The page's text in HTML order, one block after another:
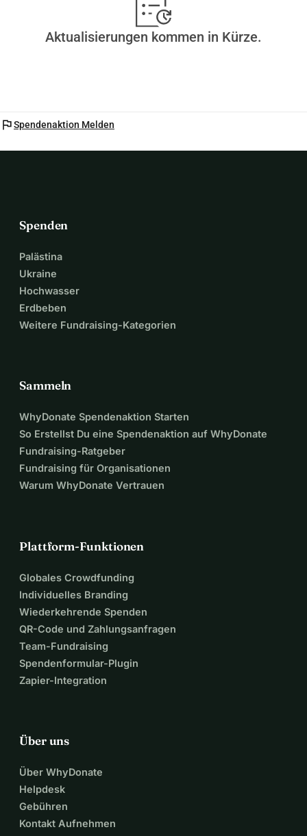
Aktualisierungen kommen in Kürze.
flagSpendenaktion Melden
Spenden
Palästina
Ukraine
Hochwasser
Erdbeben
Weitere Fundraising-Kategorien
Sammeln
WhyDonate Spendenaktion Starten
So Erstellst Du eine Spendenaktion auf WhyDonate
Fundraising-Ratgeber
Fundraising für Organisationen
Warum WhyDonate Vertrauen
Plattform-Funktionen
Globales Crowdfunding
Individuelles Branding
Wiederkehrende Spenden
QR-Code und Zahlungsanfragen
Team-Fundraising
Spendenformular-Plugin
Zapier-Integration
Über uns
Über WhyDonate
Helpdesk
Gebühren
Kontakt Aufnehmen